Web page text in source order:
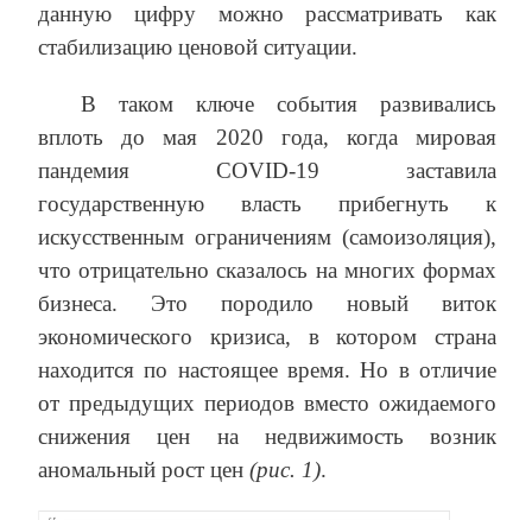
данную цифру можно рассматривать как
стабилизацию ценовой ситуации.
В таком ключе события развивались
вплоть до мая 2020 года, когда мировая
пандемия COVID-19 заставила
государственную власть прибегнуть к
искусственным ограничениям (самоизоляция),
что отрицательно сказалось на многих формах
бизнеса. Это породило новый виток
экономического кризиса, в котором страна
находится по настоящее время. Но в отличие
от предыдущих периодов вместо ожидаемого
снижения цен на недвижимость возник
аномальный рост цен (рис. 1).